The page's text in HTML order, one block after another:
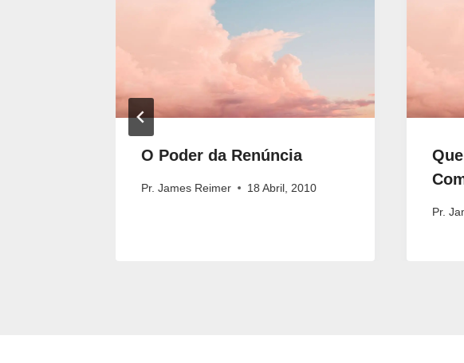
O Poder da Renúncia
Pr. James Reimer 18 Abril, 2010
Pr.